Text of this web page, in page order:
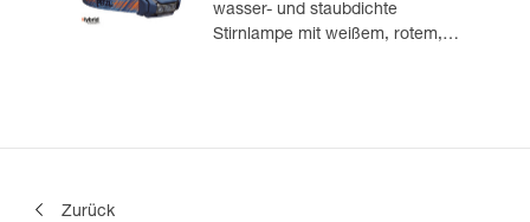
wasser- und staubdichte
Stirnlampe mit weißem, rotem,
Zurück